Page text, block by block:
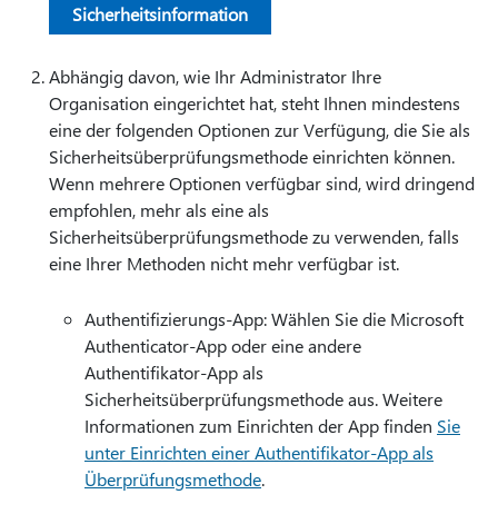
Sicherheitsinformation
Abhängig davon, wie Ihr Administrator Ihre
Organisation eingerichtet hat, steht Ihnen mindestens
eine der folgenden Optionen zur Verfügung, die Sie als
Sicherheitsüberprüfungsmethode einrichten können.
Wenn mehrere Optionen verfügbar sind, wird dringend
empfohlen, mehr als eine als
Sicherheitsüberprüfungsmethode zu verwenden, falls
eine Ihrer Methoden nicht mehr verfügbar ist.
Authentifizierungs-App: Wählen Sie die Microsoft
Authenticator-App oder eine andere
Authentifikator-App als
Sicherheitsüberprüfungsmethode aus. Weitere
Informationen zum Einrichten der App finden Sie
unter Einrichten einer Authentifikator-App als
Überprüfungsmethode.